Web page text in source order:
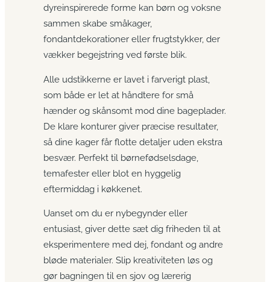
dyreinspirerede forme kan børn og voksne
sammen skabe småkager,
fondantdekorationer eller frugtstykker, der
vækker begejstring ved første blik.
Alle udstikkerne er lavet i farverigt plast,
som både er let at håndtere for små
hænder og skånsomt mod dine bageplader.
De klare konturer giver præcise resultater,
så dine kager får flotte detaljer uden ekstra
besvær. Perfekt til børnefødselsdage,
temafester eller blot en hyggelig
eftermiddag i køkkenet.
Uanset om du er nybegynder eller
entusiast, giver dette sæt dig friheden til at
eksperimentere med dej, fondant og andre
bløde materialer. Slip kreativiteten løs og
gør bagningen til en sjov og lærerig